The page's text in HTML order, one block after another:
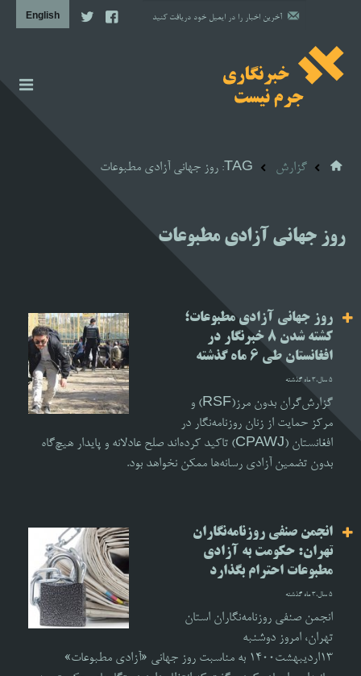
گزارش
مشاوره حقوقی
پروژه‌ها
تصویری
گزارش TAG: روز جهانی آزادی مطبوعات
روز جهانی آزادی مطبوعات
روز جهانی آزادی مطبوعات؛
کشته شدن ۸ خبرنگار در
افغانستان طی ۶ ماه گذشته
5 سال،3 ماه گذشته
گزارش‌گران بدون مرز(RSF) و
مرکز حمایت از زنان روزنامه‌نگار در
افغانستان (CPAWJ) تاکید کرده‌اند صلح عادلانه و پایدار هیچ‌گاه
بدون تضمین آزادی رسانه‌ها ممکن نخواهد بود.
انجمن صنفی روزنامه‌نگاران
تهران: حکومت به آزادی
مطبوعات احترام بگذارد
5 سال،3 ماه گذشته
انجمن صنفی روزنامه‌نگاران استان
تهران، امروز دوشنبه
۱۳اردیبهشت۱۴۰۰ به مناسبت روز جهانی «آزادی مطبوعات»